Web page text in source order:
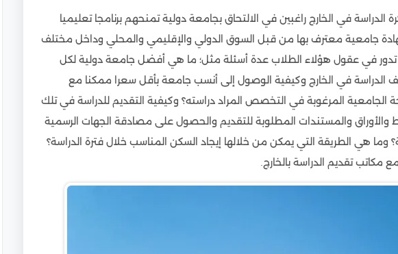
وأسباب اختيارها
محلية
الدراسة المعتمدة في مصر
مصر لدراستهم الجامعية؟
في الخارج راغبين في الالتحاق بجامعة دولية تمنحهم برنامجا تعليميا
جامعية معترف بها من قبل السوق الدولي والإقليمي والمحلي وداخل مختلف
تدور في عقول هؤلاء الطلاب عدة أسئلة مثل؛ ما هي أفضل جامعة دولية لكل
الدراسة في الخارج وكيفية الوصول إلى أنسب جامعة بأقل سعرا ممكنا مع
الجامعية المرغوبة في التخصص المراد دراسته؟ وكيفية التقديم للدراسة في تلك
والأوراق والمستندات المطلوبة للتقديم والحصول على مصادقة الجهات الرسمية
وما هي الطريقة التي يمكن من خلالها إيجاد السكن المناسب خلال فترة الدراسة؟
مكاتب تقديم الدراسة بالخارج.